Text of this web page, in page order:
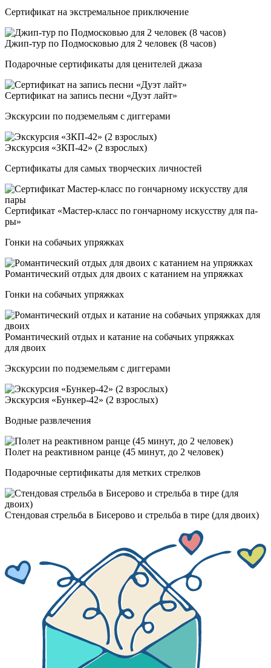
Сертификат на экстремальное приключение
Джип-тур по Под­мос­ковью для 2 че­ло­век (8 ча­сов)
Подарочные сертификаты для ценителей джаза
Сер­ти­фи­кат на за­пись пес­ни «Дуэт лайт»
Экскурсии по подземельям с диггерами
Экскур­сия «ЗКП-42» (2 взрос­лых)
Сертификаты для самых творческих личностей
Сер­ти­фи­кат «Мас­тер-класс по гон­чар­но­му ис­кусс­тву для па­
ры»
Гонки на собачьих упряжках
Роман­ти­чес­кий от­дых для дво­их с ка­та­ни­ем на уп­ряж­ках
Гонки на собачьих упряжках
Роман­ти­чес­кий от­дых и ка­та­ние на со­бачь­их уп­ряж­ках
для дво­их
Экскурсии по подземельям с диггерами
Экскур­сия «Бун­кер-42» (2 взрос­лых)
Водные развлечения
Полет на ре­ак­тив­ном ран­це (45 ми­нут, до 2 че­ло­век)
Подарочные сертификаты для метких стрелков
Стен­до­вая стрель­ба в Бисе­ро­во и стрель­ба в ти­ре (для дво­их)